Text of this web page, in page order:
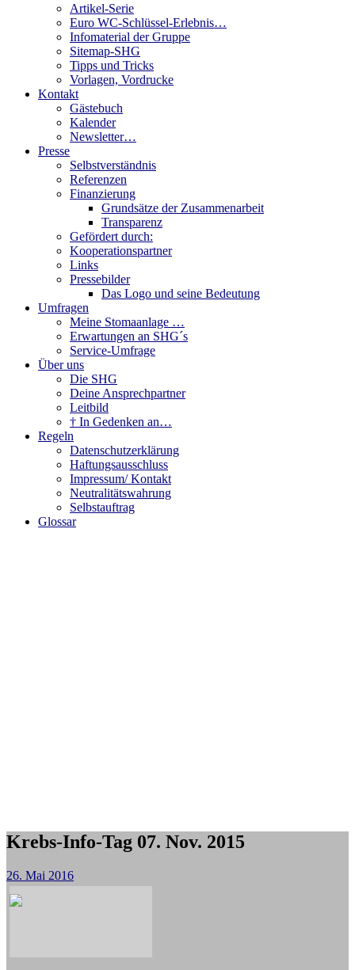
Artikel-Serie
Euro WC-Schlüssel-Erlebnis…
Infomaterial der Gruppe
Sitemap-SHG
Tipps und Tricks
Vorlagen, Vordrucke
Kontakt
Gästebuch
Kalender
Newsletter…
Presse
Selbstverständnis
Referenzen
Finanzierung
Grundsätze der Zusammenarbeit
Transparenz
Gefördert durch:
Kooperationspartner
Links
Pressebilder
Das Logo und seine Bedeutung
Umfragen
Meine Stomaanlage …
Erwartungen an SHG´s
Service-Umfrage
Über uns
Die SHG
Deine Ansprechpartner
Leitbild
† In Gedenken an…
Regeln
Datenschutzerklärung
Haftungsausschluss
Impressum/ Kontakt
Neutralitätswahrung
Selbstauftrag
Glossar
Krebs-Info-Tag 07. Nov. 2015
26. Mai 2016